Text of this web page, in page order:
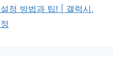
정 방법과 팁! | 갤럭시,